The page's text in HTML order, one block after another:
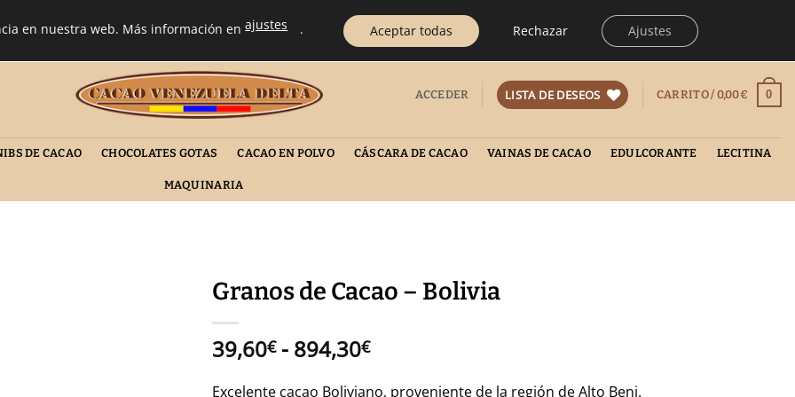
a las fluctuaciones del mercado, los precios podrán ser modificados sin previo aviso.
BARCELONA - SPAIN
ACCEDER LISTA DE DESEOS CARRITO / 0,00€ 0
DE CACAO CHOCOLATES GOTAS CACAO EN POLVO CÁSCARA DE CACAO VAINAS DE CACAO EDULCORANTE LECITINA
MAQUINARIA
Granos de Cacao – Bolivia
39,60€ - 894,30€Rango
precios:
Excelente cacao Boliviano, proveniente de la región de Alto Beni.
en nuestra web. Más información enajustes . Aceptar todas Rechazar Ajustes